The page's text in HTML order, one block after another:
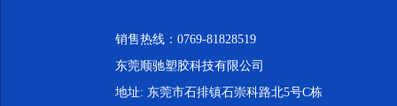
销售热线：0769-81828519
东莞顺驰塑胶科技有限公司
地址: 东莞市石排镇石崇科路北5号C栋